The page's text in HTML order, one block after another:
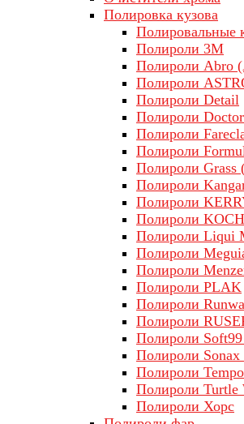
Полировка кузова
Полировальные
Полироли 3М
Полироли Abro
Полироли
Полироли Detail
Полироли
Полироли
Полироли
Полироли Grass
Полироли
Полироли
Полироли KOCH
Полироли Liqui
Полироли
Полироли
Полироли PLAK
Полироли
Полироли
Полироли
Полироли
Полироли
Полироли Turtle
Полироли Хорс